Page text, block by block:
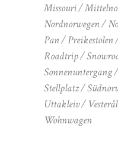
Missouri
Nordnorwegen
Pan
Preikestolen
Roadtrip
Sonnenuntergang
Stellplatz
Uttakleiv
Wohnwagen